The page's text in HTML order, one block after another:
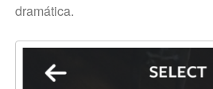
dramática.